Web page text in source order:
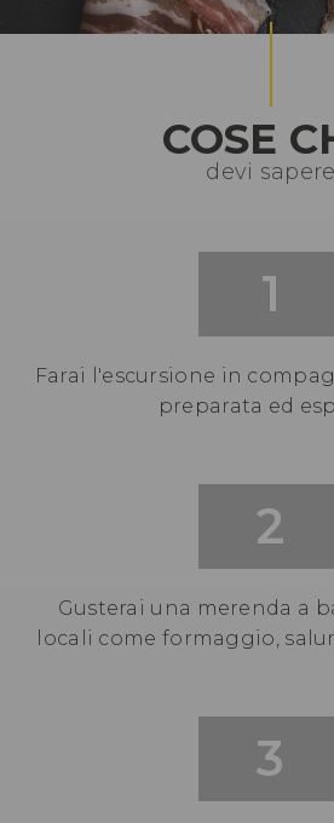
COSE
devi sapere
1
Farai l'escursione in
preparata ed
2
Gusterai una merenda a
locali come formaggio,
3